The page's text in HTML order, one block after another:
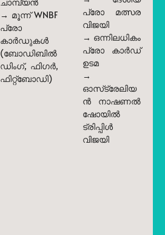
→ മൂന്ന് WNBF
പ്രോ
കാർഡുകൾ
(ബോഡിബിൽ
ഡിംഗ്, ഫിഗർ,
ഫിറ്റ്ബോഡി)
പ്രോ മത്സര
വിജയി
→ ഒന്നിലധികം
പ്രോ കാർഡ്
ഉടമ
→
ഓസ്‌ട്രേലിയ
ൻ നാഷണൽ
ഷോയിൽ
ട്രിപ്പിൾ
വിജയി